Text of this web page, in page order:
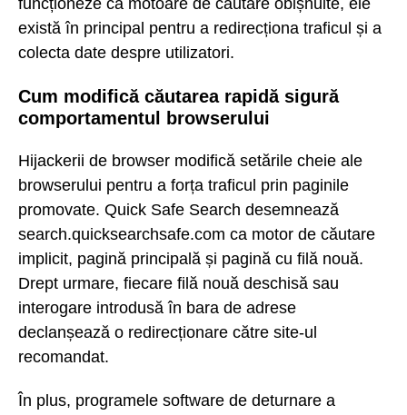
funcționeze ca motoare de căutare obișnuite, ele
există în principal pentru a redirecționa traficul și a
colecta date despre utilizatori.
Cum modifică căutarea rapidă sigură
comportamentul browserului
Hijackerii de browser modifică setările cheie ale
browserului pentru a forța traficul prin paginile
promovate. Quick Safe Search desemnează
search.quicksearchsafe.com ca motor de căutare
implicit, pagină principală și pagină cu filă nouă.
Drept urmare, fiecare filă nouă deschisă sau
interogare introdusă în bara de adrese
declanșează o redirecționare către site-ul
recomandat.
În plus, programele software de deturnare a